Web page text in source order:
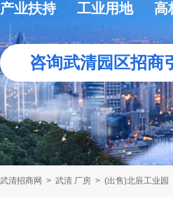
产业扶持 工业用地 高
咨询武清园区招商
武清招商网 > 武清 厂房 > (出售)北辰工业园